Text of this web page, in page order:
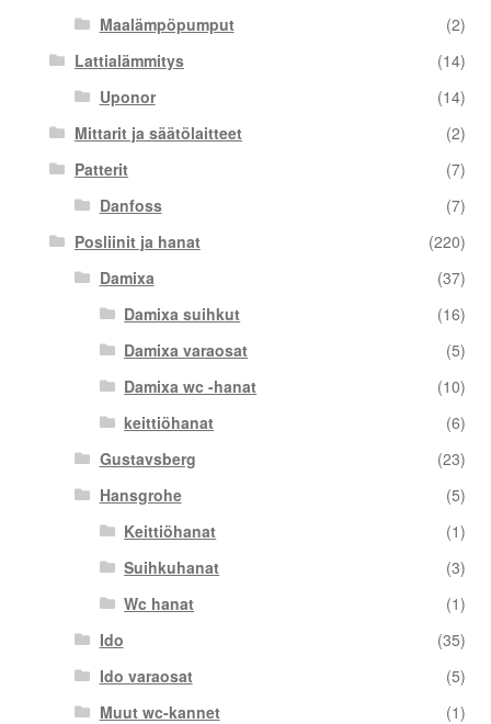
Maalämpöpumput
(2)
Lattialämmitys
(14)
Uponor
(14)
Mittarit ja säätölaitteet
(2)
Patterit
(7)
Danfoss
(7)
Posliinit ja hanat
(220)
Damixa
(37)
Damixa suihkut
(16)
Damixa varaosat
(5)
Damixa wc -hanat
(10)
keittiöhanat
(6)
Gustavsberg
(23)
Hansgrohe
(5)
Keittiöhanat
(1)
Suihkuhanat
(3)
Wc hanat
(1)
Ido
(35)
Ido varaosat
(5)
Muut wc-kannet
(1)